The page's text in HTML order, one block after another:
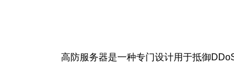
高防服务器是一种专门设计用于抵御